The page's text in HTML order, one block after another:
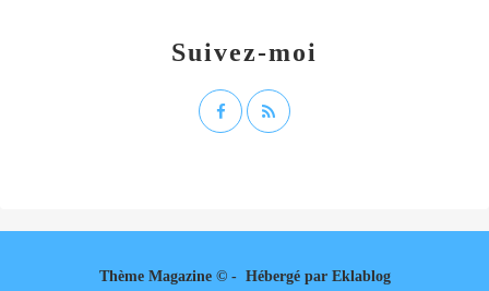
Suivez-moi
Thème Magazine © - Hébergé par Eklablog